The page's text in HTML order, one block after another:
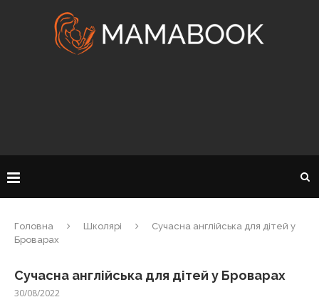
Головна Школярі
Сучасна англійська для дітей у
Броварах
Сучасна англійська для дітей у Броварах
30/08/2022